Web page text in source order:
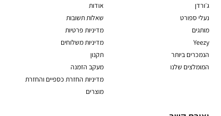
ג׳ורדן
נעלי ספורט
מותגים
Yeezy
הנמכרים ביותר
המומלצים שלנו
אודות
שאלות תשובות
מדיניות פרטיות
מדיניות משלוחים
תקנון
מעקב הזמנה
מדיניות החזרת כספיים והחזרת
מוצרים